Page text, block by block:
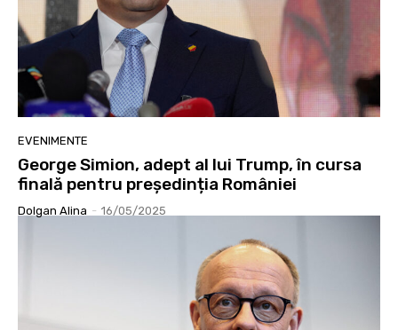
EVENIMENTE
George Simion, adept al lui Trump, în cursa
finală pentru președinția României
Dolgan Alina - 16/05/2025